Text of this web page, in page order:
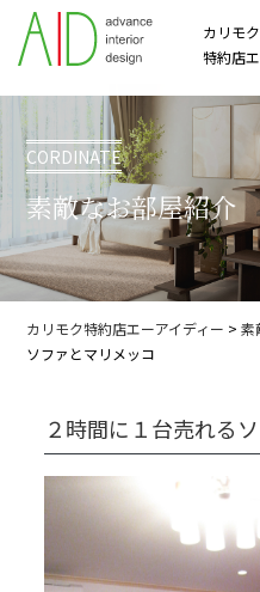
カリモ
特約店
CORDINATE
素敵なお部屋紹介
カリモク特約店エーアイディー >素
ソファとマリメッコ
２時間に１台売れる